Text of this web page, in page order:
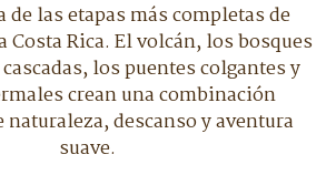
de las etapas más completas de
Costa Rica. El volcán, los bosques
los puentes colgantes y
crean una combinación
descanso y aventura
suave.